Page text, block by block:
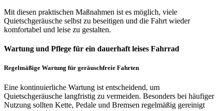
Mit diesen praktischen Maßnahmen ist es möglich, viele
Quietschgeräusche selbst zu beseitigen und die Fahrt wieder
komfortabel und leise zu gestalten.
Wartung und Pflege für ein dauerhaft leises Fahrrad
Regelmäßige Wartung für geräuschfreie Fahrten
Eine kontinuierliche Wartung ist entscheidend, um
Quietschgeräusche langfristig zu vermeiden. Besonders bei häufiger
Nutzung sollten Kette, Pedale und Bremsen regelmäßig gereinigt